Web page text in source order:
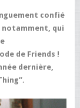
confié
notamment, qui
de Friends !
dernière,